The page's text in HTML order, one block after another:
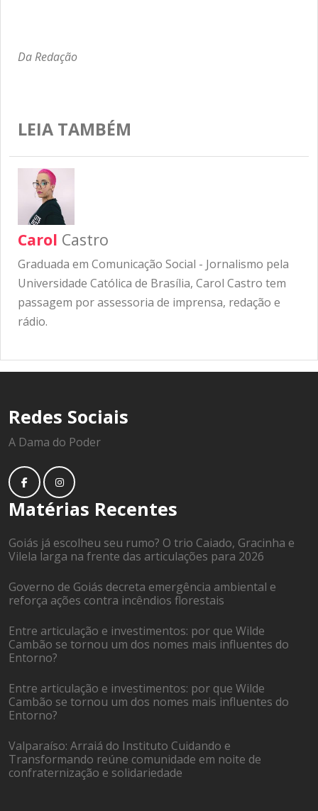
Da Redação
LEIA TAMBÉM
Carol Castro
Graduada em Comunicação Social - Jornalismo pela
Universidade Católica de Brasília, Carol Castro tem
passagem por assessoria de imprensa, redação e
rádio.
Redes Sociais
A Dama do Poder
Matérias Recentes
Goiás já escolheu seu rumo? O trio Caiado, Gracinha e
Vilela larga na frente das articulações para 2026
Governo de Goiás decreta emergência ambiental e
reforça ações contra incêndios florestais
Entre articulação e investimentos: por que Wilde
Cambão se tornou um dos nomes mais influentes do
Entorno?
Entre articulação e investimentos: por que Wilde
Cambão se tornou um dos nomes mais influentes do
Entorno?
Valparaíso: Arraiá do Instituto Cuidando e
Transformando reúne comunidade em noite de
confraternização e solidariedade